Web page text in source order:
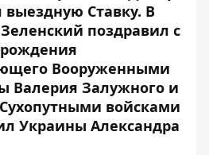
выездную Ставку. В
поздравил с
Вооруженными
Валерия Залужного и
войсками
Украины Александра